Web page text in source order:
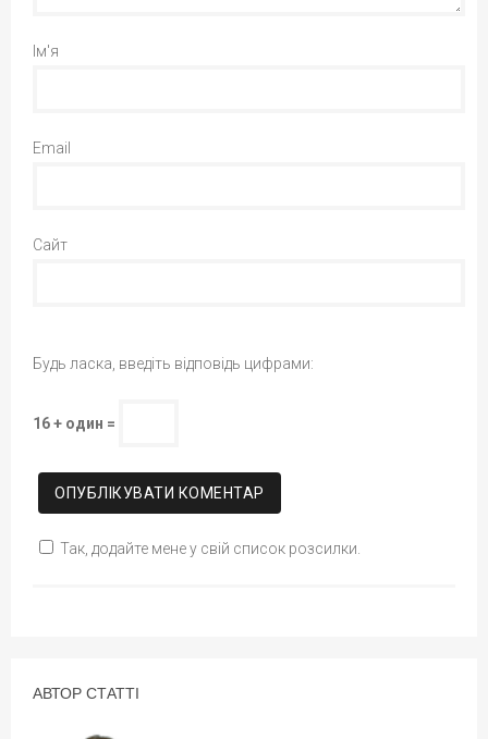
Ім'я
Email
Сайт
Будь ласка, введіть відповідь цифрами:
16 + один =
Так, додайте мене у свій список розсилки.
АВТОР СТАТТІ